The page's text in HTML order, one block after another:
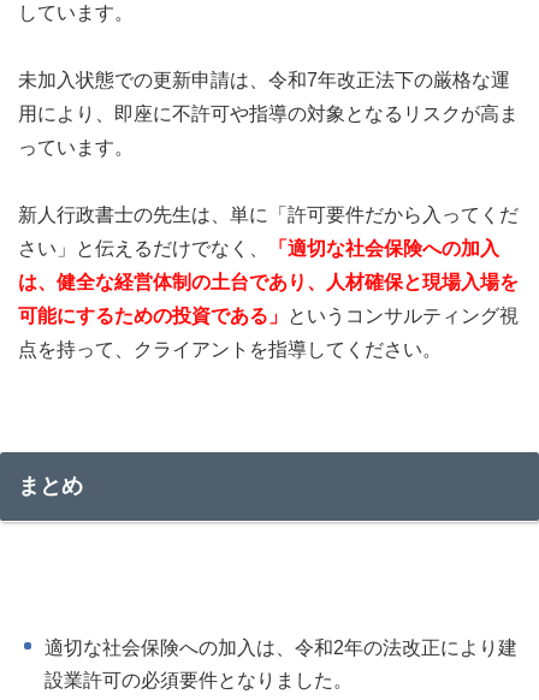
しています。
未加入状態での更新申請は、令和7年改正法下の厳格な運
用により、即座に不許可や指導の対象となるリスクが高ま
っています。
新人行政書士の先生は、単に「許可要件だから入ってくだ
さい」と伝えるだけでなく、
「適切な社会保険への加入
は、健全な経営体制の土台であり、人材確保と現場入場を
可能にするための投資である」 というコンサルティング視
点を持って、クライアントを指導してください。
まとめ
適切な社会保険への加入は、令和2年の法改正により建
設業許可の必須要件となりました。